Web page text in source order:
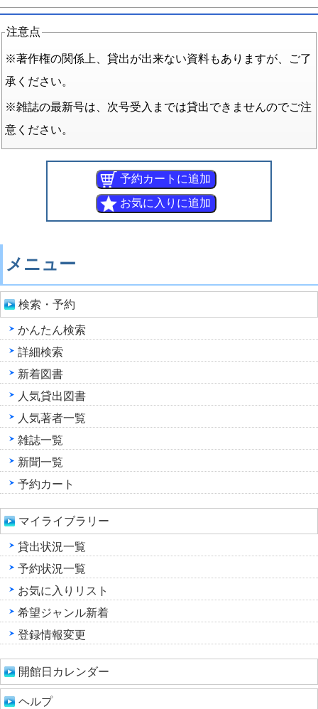
注意点
※著作権の関係上、貸出が出来ない資料もありますが、ご了
承ください。
※雑誌の最新号は、次号受入までは貸出できませんのでご注
意ください。
メニュー
検索・予約
かんたん検索
詳細検索
新着図書
人気貸出図書
人気著者一覧
雑誌一覧
新聞一覧
予約カート
マイライブラリー
貸出状況一覧
予約状況一覧
お気に入りリスト
希望ジャンル新着
登録情報変更
開館日カレンダー
ヘルプ